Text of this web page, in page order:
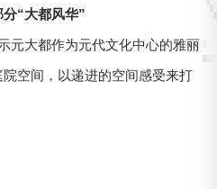
“大都风华”
元大都作为元代文化中心的雅丽
空间，以递进的空间感受来打